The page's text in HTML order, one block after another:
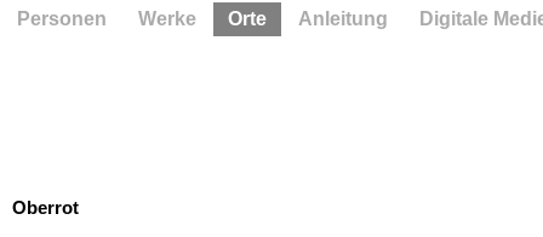
Oberrot
Personen Werke Orte Anleitung Digitale